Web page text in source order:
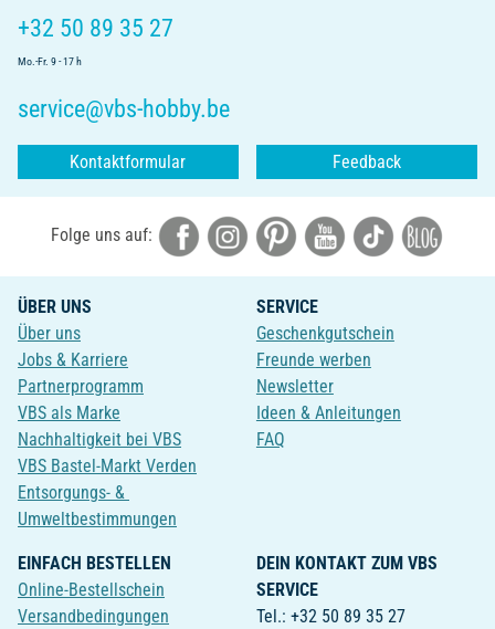
+32 50 89 35 27
Mo.-Fr. 9 - 17 h
service@vbs-hobby.be
Kontaktformular Feedback
Folge uns auf:
ÜBER UNS
Über uns
Jobs & Karriere
Partnerprogramm
VBS als Marke
Nachhaltigkeit bei VBS
VBS Bastel-Markt Verden
Entsorgungs- &
Umweltbestimmungen
SERVICE
Geschenkgutschein
Freunde werben
Newsletter
Ideen & Anleitungen
FAQ
EINFACH BESTELLEN
Online-Bestellschein
Versandbedingungen
DEIN KONTAKT ZUM VBS
SERVICE
Tel.: +32 50 89 35 27